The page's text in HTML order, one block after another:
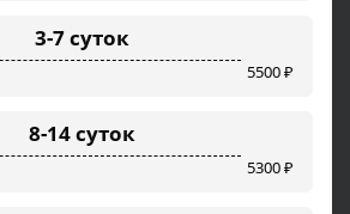
3-7 суток
5500 ₽
8-14 суток
5300 ₽